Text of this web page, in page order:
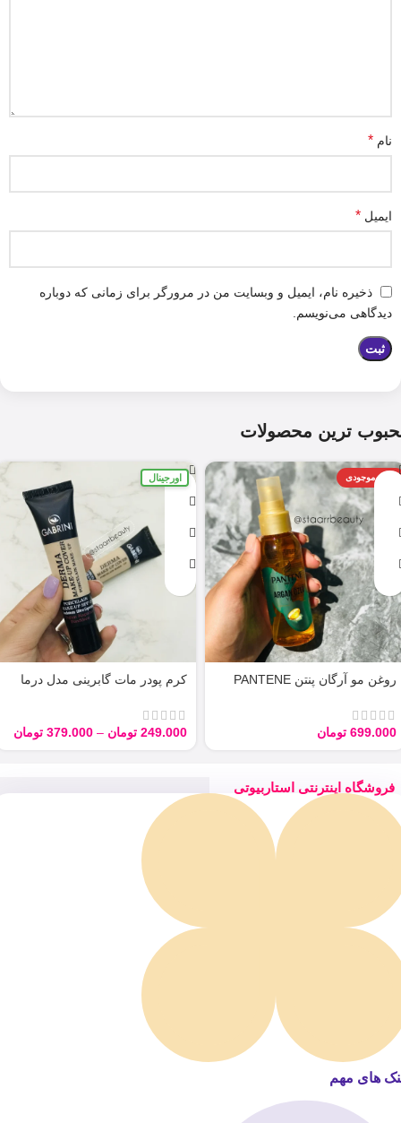
نام *
ایمیل *
ذخیره نام، ایمیل و وبسایت من در مرورگر برای زمانی که دوباره
دیدگاهی می‌نویسم.
ترین محصولات
اتمام موجودی
روغن مو آرگان پنتن PANTENE
699.000 تومان
اورجینال
کرم پودر مات گابرینی مدل درما
249.000 تومان –
379.000 تومان
فروشگاه اینترنتی استاربیوتی
های مهم